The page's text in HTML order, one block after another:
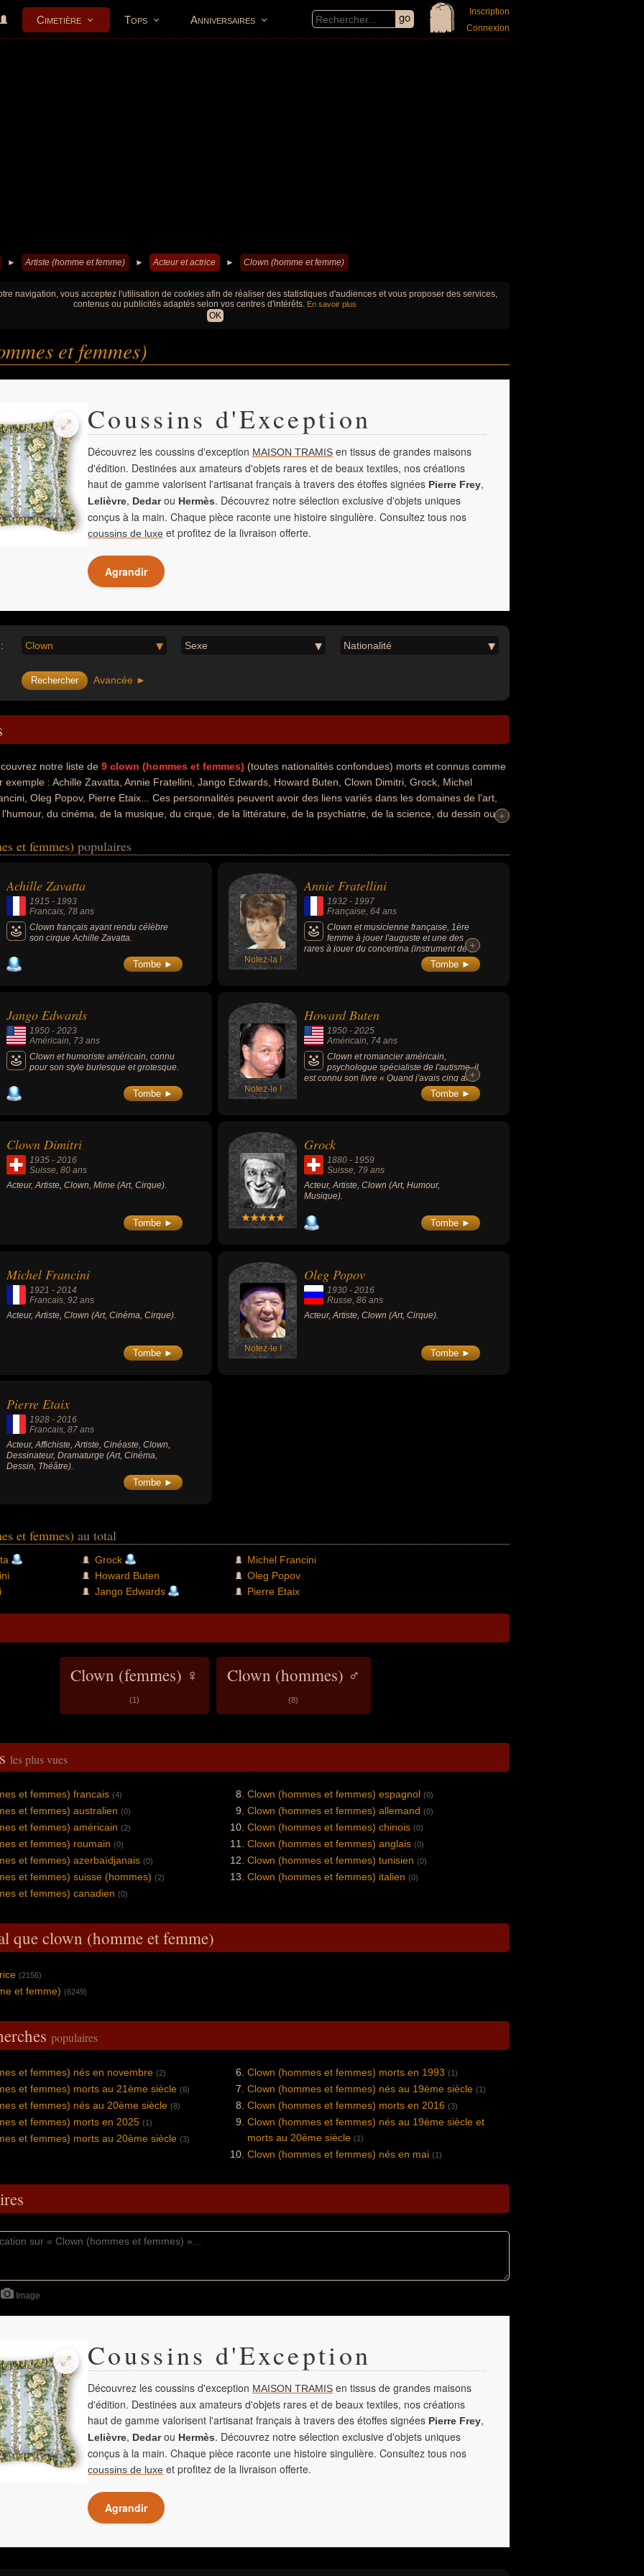
Cimetière Tops Anniversaires
Inscription
Connexion
► Artiste (homme et femme) ► Acteur et actrice ► Clown (homme et femme)
navigation, vous acceptez l'utilisation de cookies afin de réaliser des statistiques d'audiences et vous proposer des services,
contenus ou publicités adaptés selon vos centres d'intérêts. En savoir plus
OK
et femmes)
Coussins d'Exception
Découvrez les coussins d'exception MAISON TRAMIS en tissus de grandes maisons
d'édition. Destinées aux amateurs d'objets rares et de beaux textiles, nos créations
haut de gamme valorisent l'artisanat français à travers des étoffes signées Pierre Frey,
Lelièvre, Dedarou Hermès. Découvrez notre sélection exclusive d'objets uniques
conçus à la main. Chaque pièce raconte une histoire singulière. Consultez tous nos
coussins de luxe et profitez de la livraison offerte.
Agrandir
Clown Sexe Nationalité
Avancée ►
notre liste de 9 clown (hommes et femmes) (toutes nationalités confondues) morts et connus comme
exemple : Achille Zavatta, Annie Fratellini, Jango Edwards, Howard Buten, Clown Dimitri, Grock, Michel
Oleg Popov, Pierre Etaix... Ces personnalités peuvent avoir des liens variés dans les domaines de l'art,
l'humour, du cinéma, de la musique, du cirque, de la littérature, de la psychiatrie, de la science, du dessin ou du
psychologue, romancier, scientifique, mime, affichiste, cinéaste, dessinateur ou dramaturge. En ce qui
+
+
et femmes) populaires
Achille Zavatta
1915 - 1993
Francais, 78 ans
Clown français ayant rendu célèbre
son cirque Achille Zavatta.
Tombe ► Notez-la !
Annie Fratellini
1932 -1997
Française, 64 ans
Clown et musicienne française, 1ère
femme à jouer l'auguste et une des
rares à jouer du concertina (instrument de
musique de la famille des instruments à vent
à anches libres). Co-créatrice (avec son
+
+
Tombe ►
Jango Edwards
1950 - 2023
Américain, 73 ans
Clown et humoriste américain, connu
pour son style burlesque et grotesque.
Tombe ► Notez-le !
Howard Buten
1950 -2025
Américain, 74 ans
Clown et romancier américain,
psychologue spécialiste de l'autisme, il
est connu son livre « Quand j'avais cinq ans
je m'ai tué » (1981) et en tant qu'artiste de
scène, sous les traits de Buffo.
+
+
Tombe ►
Clown Dimitri
1935 - 2016
Suisse, 80 ans
Acteur, Artiste, Clown, Mime (Art, Cirque).
Tombe ►
Grock
1880 -1959
Suisse, 79 ans
Acteur, Artiste, Clown (Art, Humour,
Musique).
Tombe ►
Michel Francini
1921 - 2014
Francais , 92 ans
Acteur, Artiste, Clown (Art, Cinéma, Cirque).
Tombe ► Notez-le !
Oleg Popov
1930 -2016
Russe , 86 ans
Acteur, Artiste, Clown (Art, Cirque).
Tombe ►
Pierre Etaix
1928 - 2016
Francais , 87 ans
Acteur, Affichiste, Artiste, Cinéaste, Clown,
Dessinateur, Dramaturge (Art, Cinéma,
Dessin, Théâtre).
Tombe ►
et femmes) au total
Grock
Howard Buten
Jango Edwards
Michel Francini
Oleg Popov
Pierre Etaix
Clown (femmes) ♀
(1)
Clown (hommes) ♂
(8)
les plus vues
et femmes) francais (4)
et femmes) australien (0)
et femmes) américain (2)
et femmes) roumain (0)
et femmes) azerbaïdjanais (0)
et femmes) suisse (hommes) (2)
et femmes) canadien (0)
Clown (hommes et femmes) espagnol (0)
Clown (hommes et femmes) allemand (0)
Clown (hommes et femmes) chinois (0)
Clown (hommes et femmes) anglais (0)
Clown (hommes et femmes) tunisien (0)
Clown (hommes et femmes) italien (0)
que clown (homme et femme)
(2156)
et femme) (6249)
populaires
et femmes) nés en novembre (2)
et femmes) morts au 21ème siècle (6)
et femmes) nés au 20ème siècle (8)
et femmes) morts en 2025 (1)
et femmes) morts au 20ème siècle (3)
Clown (hommes et femmes) morts en 1993 (1)
Clown (hommes et femmes) nés au 19ème siècle (1)
Clown (hommes et femmes) morts en 2016 (3)
Clown (hommes et femmes) nés au 19ème siècle et
morts au 20ème siècle (1)
Clown (hommes et femmes) nés en mai (1)
Image
Coussins d'Exception
Découvrez les coussins d'exception MAISON TRAMIS en tissus de grandes maisons
d'édition. Destinées aux amateurs d'objets rares et de beaux textiles, nos créations
haut de gamme valorisent l'artisanat français à travers des étoffes signées Pierre Frey,
Lelièvre, Dedarou Hermès. Découvrez notre sélection exclusive d'objets uniques
conçus à la main. Chaque pièce raconte une histoire singulière. Consultez tous nos
coussins de luxe et profitez de la livraison offerte.
Agrandir